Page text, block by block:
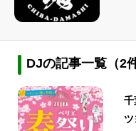
DJの記事一覧（2件
千